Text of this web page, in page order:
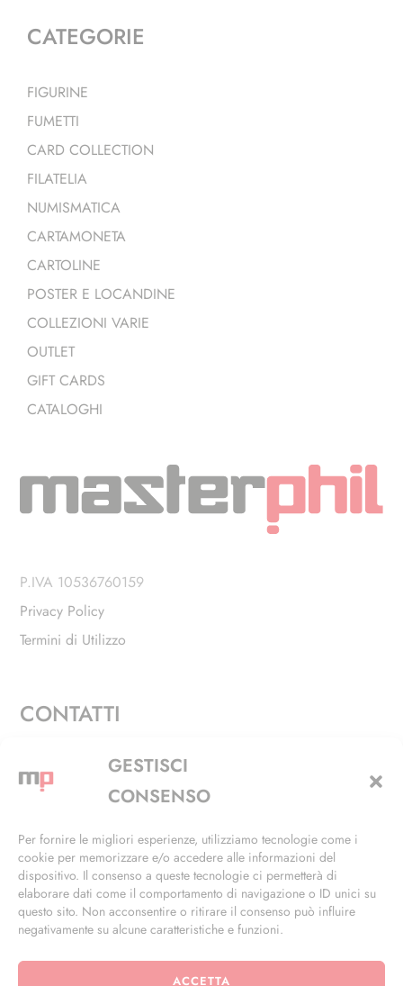
GESTISCI
CONSENSO
Per fornire le migliori esperienze, utilizziamo tecnologie come i
cookie per memorizzare e/o accedere alle informazioni del
dispositivo. Il consenso a queste tecnologie ci permetterà di
elaborare dati come il comportamento di navigazione o ID unici su
questo sito. Non acconsentire o ritirare il consenso può influire
negativamente su alcune caratteristiche e funzioni.
ACCETTA
CATEGORIE
FIGURINE
FUMETTI
CARD COLLECTION
FILATELIA
NUMISMATICA
CARTAMONETA
CARTOLINE
POSTER E LOCANDINE
COLLEZIONI VARIE
OUTLET
GIFT CARDS
CATALOGHI
P.IVA 10536760159
Privacy Policy
Termini di Utilizzo
CONTATTI
Via Alfieri, 27 - Trezzano Sul Naviglio (MI)
+39 02 4846 3155
info@masterphil.it